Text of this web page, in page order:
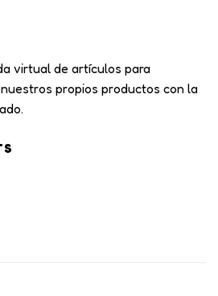
virtual de artículos para
propios productos con la